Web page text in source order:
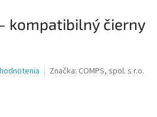
kompatibilný čierny
Značka: COMPS, spol. s r.o.